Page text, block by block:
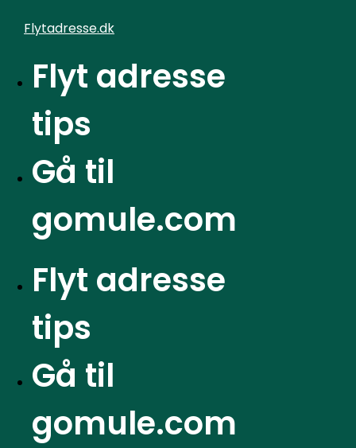
Flytadresse.dk
Flyt adresse
tips
Gå til
gomule.com
Flyt adresse
tips
Gå til
gomule.com
Find billigste el aftale:
Hurtig, praktisk guide
Marts 24, 2026
Så finder du den billigste el
aftale: praktisk guide